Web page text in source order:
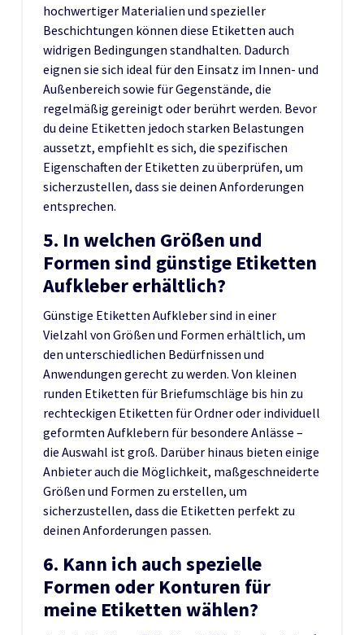
hochwertiger Materialien und spezieller
Beschichtungen können diese Etiketten auch
widrigen Bedingungen standhalten. Dadurch
eignen sie sich ideal für den Einsatz im Innen- und
Außenbereich sowie für Gegenstände, die
regelmäßig gereinigt oder berührt werden. Bevor
du deine Etiketten jedoch starken Belastungen
aussetzt, empfiehlt es sich, die spezifischen
Eigenschaften der Etiketten zu überprüfen, um
sicherzustellen, dass sie deinen Anforderungen
entsprechen.
5. In welchen Größen und
Formen sind günstige Etiketten
Aufkleber erhältlich?
Günstige Etiketten Aufkleber sind in einer
Vielzahl von Größen und Formen erhältlich, um
den unterschiedlichen Bedürfnissen und
Anwendungen gerecht zu werden. Von kleinen
runden Etiketten für Briefumschläge bis hin zu
rechteckigen Etiketten für Ordner oder individuell
geformten Aufklebern für besondere Anlässe –
die Auswahl ist groß. Darüber hinaus bieten einige
Anbieter auch die Möglichkeit, maßgeschneiderte
Größen und Formen zu erstellen, um
sicherzustellen, dass die Etiketten perfekt zu
deinen Anforderungen passen.
6. Kann ich auch spezielle
Formen oder Konturen für
meine Etiketten wählen?